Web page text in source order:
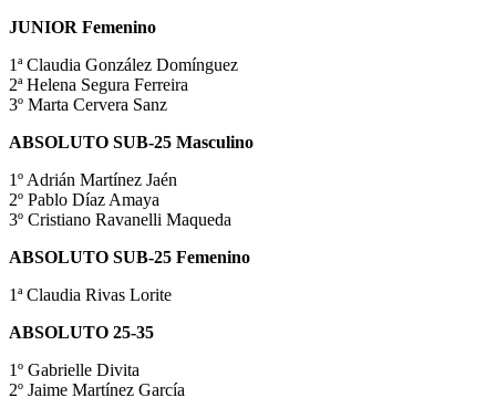
JUNIOR Femenino
1ª Claudia González Domínguez
2ª Helena Segura Ferreira
3º Marta Cervera Sanz
ABSOLUTO SUB-25 Masculino
1º Adrián Martínez Jaén
2º Pablo Díaz Amaya
3º Cristiano Ravanelli Maqueda
ABSOLUTO SUB-25 Femenino
1ª Claudia Rivas Lorite
ABSOLUTO 25-35
1º Gabrielle Divita
2º Jaime Martínez García